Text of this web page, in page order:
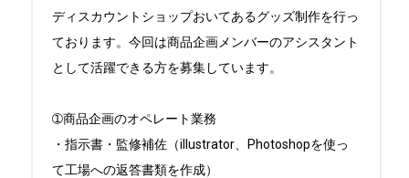
ディスカウントショップおいてあるグッズ制作を行っ
ております。今回は商品企画メンバーのアシスタント
として活躍できる方を募集しています。
➀商品企画のオペレート業務
・指示書・監修補佐（illustrator、Photoshopを使っ
て工場への返答書類を作成）